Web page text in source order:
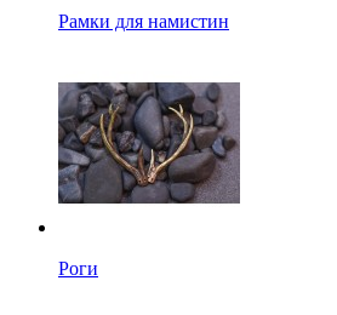
Рамки для намистин
Роги